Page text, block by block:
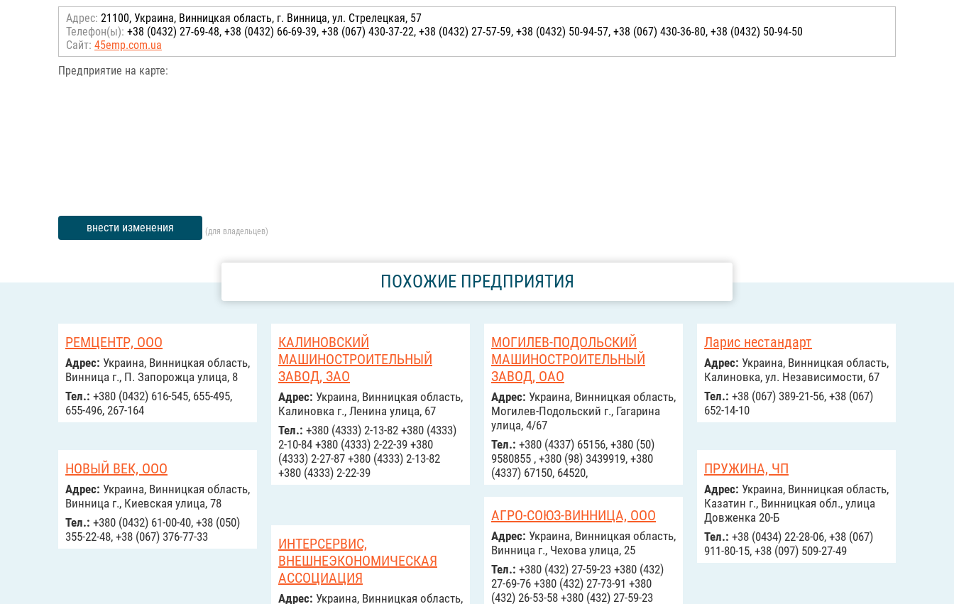
Адрес: 21100, Украина, Винницкая область, г. Винница, ул. Стрелецкая, 57
Телефон(ы): +38 (0432) 27-69-48, +38 (0432) 66-69-39, +38 (067) 430-37-22, +38 (0432) 27-57-59, +38 (0432) 50-94-57, +38 (067) 430-36-80, +38 (0432) 50-94-50
Сайт: 45emp.com.ua
Предприятие на карте:
внести изменения (для владельцев)
ПОХОЖИЕ ПРЕДПРИЯТИЯ
РЕМЦЕНТР, ООО
Адрес: Украина, Винницкая область,
Винница г., П. Запорожца улица, 8
Тел.: +380 (0432) 616-545, 655-495,
655-496, 267-164
КАЛИНОВСКИЙ
МАШИНОСТРОИТЕЛЬНЫЙ
ЗАВОД, ЗАО
Адрес: Украина, Винницкая область,
Калиновка г., Ленина улица, 67
Тел.: +380 (4333) 2-13-82 +380 (4333)
2-10-84 +380 (4333) 2-22-39 +380
(4333) 2-27-87 +380 (4333) 2-13-82
+380 (4333) 2-22-39
МОГИЛЕВ-ПОДОЛЬСКИЙ
МАШИНОСТРОИТЕЛЬНЫЙ
ЗАВОД, ОАО
Адрес: Украина, Винницкая область,
Могилев-Подольский г., Гагарина
улица, 4/67
Тел.: +380 (4337) 65156, +380 (50)
9580855 , +380 (98) 3439919, +380
(4337) 67150, 64520,
Ларис нестандарт
Адрес: Украина, Винницкая область,
Калиновка, ул. Независимости, 67
Тел.: +38 (067) 389-21-56, +38 (067)
652-14-10
НОВЫЙ ВЕК, ООО
Адрес: Украина, Винницкая область,
Винница г., Киевская улица, 78
Тел.: +380 (0432) 61-00-40, +38 (050)
355-22-48, +38 (067) 376-77-33
ПРУЖИНА, ЧП
Адрес: Украина, Винницкая область,
Казатин г., Винницкая обл., улица
Довженка 20-Б
Тел.: +38 (0434) 22-28-06, +38 (067)
911-80-15, +38 (097) 509-27-49
АГРО-СОЮЗ-ВИННИЦА, ООО
Адрес: Украина, Винницкая область,
Винница г., Чехова улица, 25
Тел.: +380 (432) 27-59-23 +380 (432)
27-69-76 +380 (432) 27-73-91 +380
(432) 26-53-58 +380 (432) 27-59-23
ИНТЕРСЕРВИС,
ВНЕШНЕЭКОНОМИЧЕСКАЯ
АССОЦИАЦИЯ
Адрес: Украина, Винницкая область,